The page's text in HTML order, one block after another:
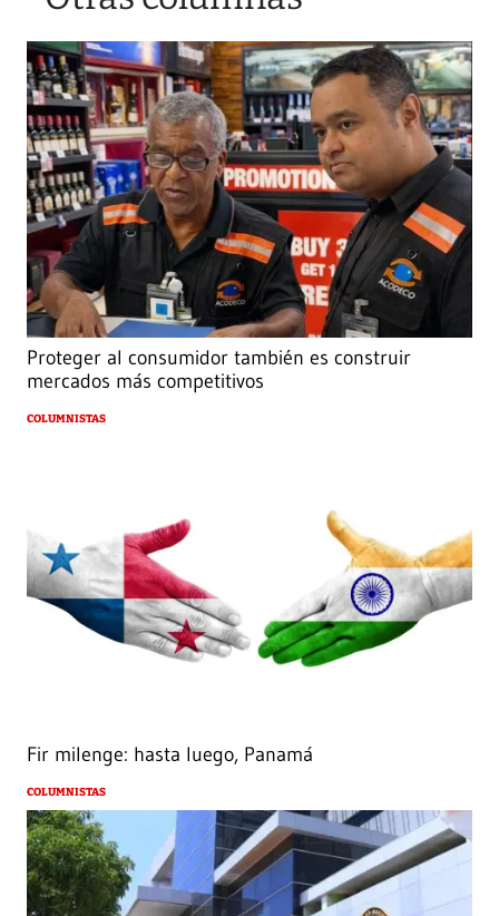
Proteger al consumidor también es construir
mercados más competitivos
COLUMNISTAS
Fir milenge: hasta luego, Panamá
COLUMNISTAS